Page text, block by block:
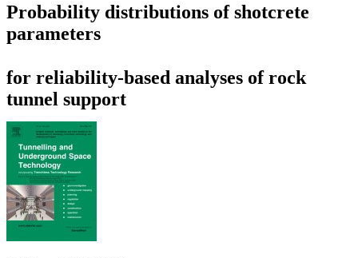
Probability distributions of shotcrete
parameters
for reliability-based analyses of rock
tunnel support